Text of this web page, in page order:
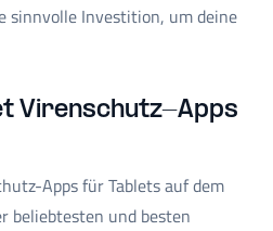
sinnvolle Investition, um deine
Virenschutz-Apps
Apps für Tablets auf dem
beliebtesten und besten